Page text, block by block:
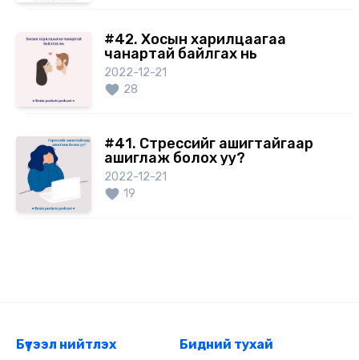
#42. Хосын харилцаагаа
чанартай байлгах нь
2022-12-21
28
#41. Стрессийг ашигтайгаар
ашиглаж болох уу?
2022-12-21
19
Бүтээл нийтлэх
Бидний тухай